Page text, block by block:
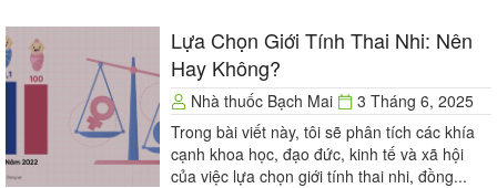
Lựa Chọn Giới Tính Thai Nhi: Nên
Hay Không?
Nhà thuốc Bạch Mai
3 Tháng 6, 2025
Trong bài viết này, tôi sẽ phân tích các khía
cạnh khoa học, đạo đức, kinh tế và xã hội
của việc lựa chọn giới tính thai nhi, đồng...